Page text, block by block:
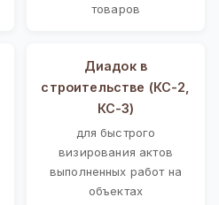
товаров
Диадок в
строительстве (КС-2,
КС-3)
для быстрого
визирования актов
выполненных работ на
объектах